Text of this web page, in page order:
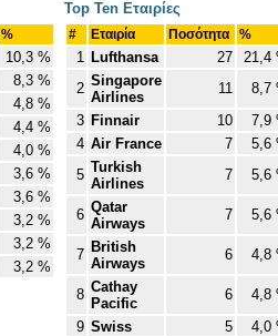
%
10,3 %
8,3 %
4,8 %
4,4 %
4,0 %
3,6 %
3,6 %
3,2 %
3,2 %
3,2 %
Top Ten Εταιρίες
# Εταιρία Ποσότητα %
1 Lufthansa 27
21,4
2 Singapore
Airlines
11
8,7
3 Finnair 10
7,9
4 Air France 7
5,6
5 Turkish
Airlines
7 5,6
6 Qatar
Airways
7 5,6
7 British
Airways
6 4,8
8 Cathay
Pacific
6
4,8
9 Swiss 5
4,0